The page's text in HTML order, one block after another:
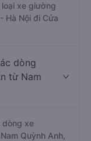
xe giường
Hà Nội đi Cửa
dòng
từ Nam
dòng xe
Quỳnh Anh,